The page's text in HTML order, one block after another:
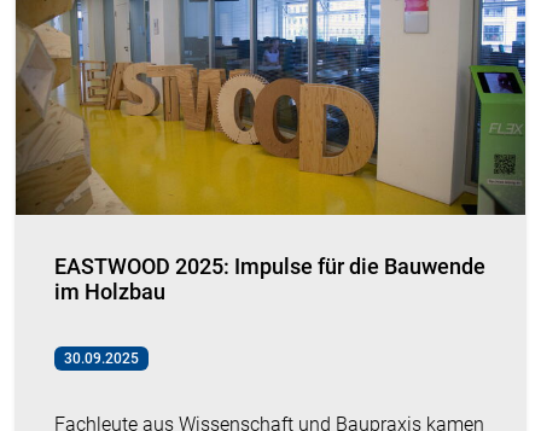
EASTWOOD 2025: Impulse für die Bauwende
im Holzbau
30.09.2025
Fachleute aus Wissenschaft und Baupraxis kamen